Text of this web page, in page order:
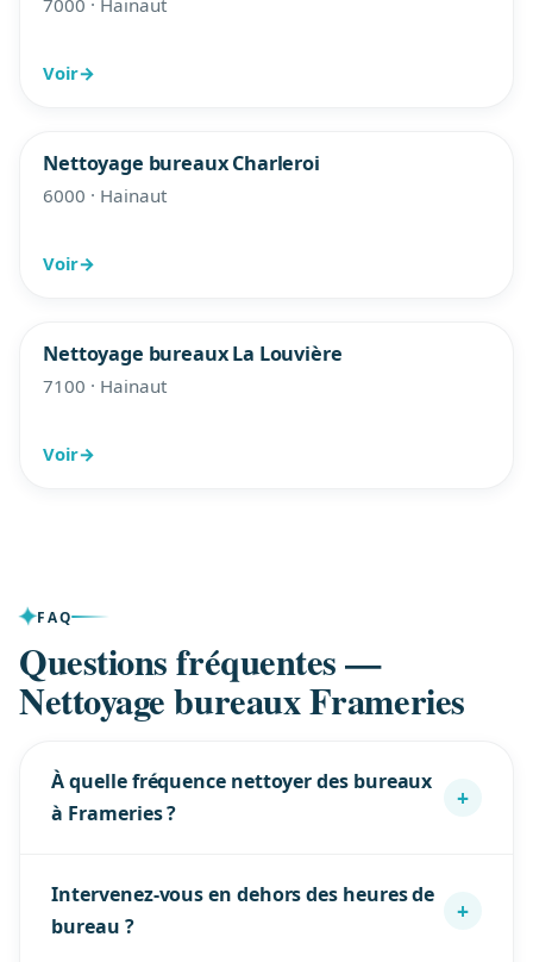
Voir→
Nettoyage bureaux Charleroi
6000 · Hainaut
Voir→
Nettoyage bureaux La Louvière
7100 · Hainaut
Voir→
FAQ
Questions fréquentes —
Nettoyage bureaux Frameries
À quelle fréquence nettoyer des bureaux
à Frameries ?
+
petit cabinet, 2–3×/semaine pour un plateau actif,
quotidien pour les sites à fort passage. À
Intervenez-vous en dehors des heures de
bureau ?
+